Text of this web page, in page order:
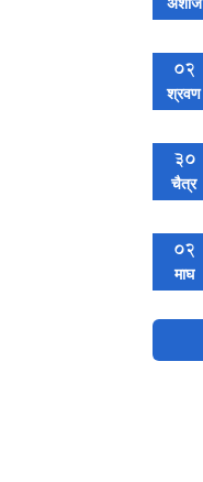
02
श्रवण
30
चैत्र
02
माघ